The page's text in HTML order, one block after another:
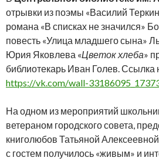
отрывки из поэмы «Василий
романа «В списках не значился»
повесть «Улица младшего сына»
Юрия Яковлева «Цветокхлеба»
библиотекарь Иван Голев. Ссылка
https://vk.com/wall-
На одном из мероприятий
ветераном городского совета,
книголюбов Татьяной
с гостем получилось «живым» и